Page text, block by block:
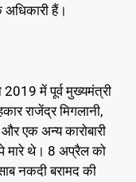
हैं।
में पूर्व मुख्यमंत्री
राजेंद्र मिगलानी,
एक अन्य कारोबारी
मारे थे। 8 अप्रैल को
नकदी बरामद की